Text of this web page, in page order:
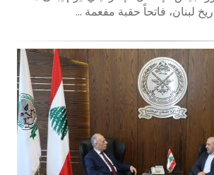
لبنان، فاتحاً حقبة مفعمة ...